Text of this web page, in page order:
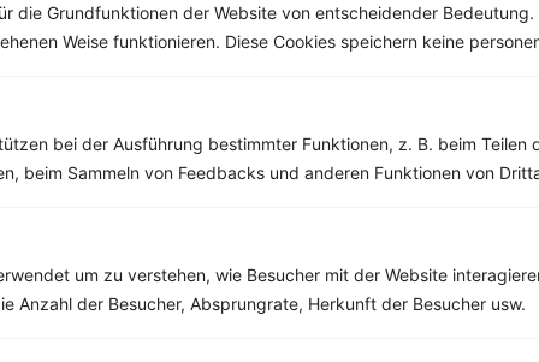
die Grundfunktionen der Website von entscheidender Bedeutung.
Weise funktionieren. Diese Cookies speichern keine
bei der Ausführung bestimmter Funktionen, z. B. beim Teilen
beim Sammeln von Feedbacks und anderen Funktionen von
um zu verstehen, wie Besucher mit der Website
Anzahl der Besucher, Absprungrate, Herkunft der Besucher usw.
Eiweiß:14 g
Kohlehydrate:46 g
Rezepte mit 400 bis 500 kcal